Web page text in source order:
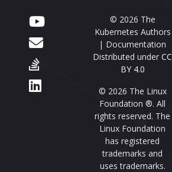
© 2026 The
Kubernetes Authors
| Documentation
Distributed under CC
BY 4.0
© 2026 The Linux
Foundation ®. All
rights reserved. The
Linux Foundation
has registered
trademarks and
uses trademarks.